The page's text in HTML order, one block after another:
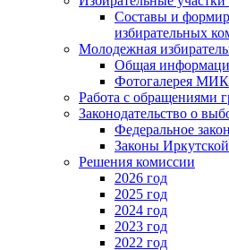
Составы и
избирательных
Молодежная
Общая
Фотогалерея МИК
Работа с обращениями
Законодательство о
Федеральное
Законы
Решения комиссии
2026 год
2025 год
2024 год
2023 год
2022 год